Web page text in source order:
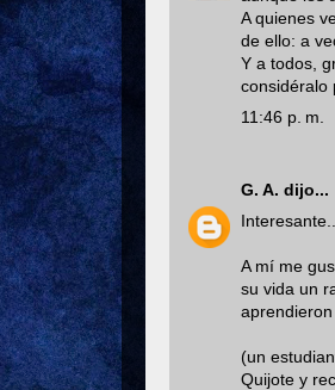
A quienes
de ello: a
Y a todos,
considéralo
11:46 p. m.
G. A. dijo...
Interesante...
A mí me
su vida un
aprendieron
(un
Quijote y